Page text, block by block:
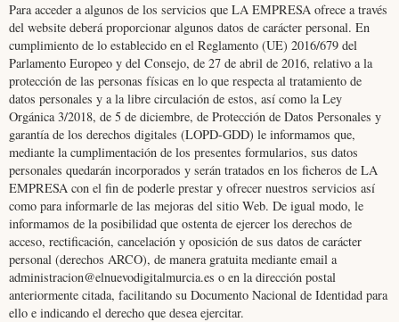
Para acceder a algunos de los servicios que LA EMPRESA ofrece a través
del website deberá proporcionar algunos datos de carácter personal. En
cumplimiento de lo establecido en el Reglamento (UE) 2016/679 del
Parlamento Europeo y del Consejo, de 27 de abril de 2016, relativo a la
protección de las personas físicas en lo que respecta al tratamiento de
datos personales y a la libre circulación de estos, así como la Ley
Orgánica 3/2018, de 5 de diciembre, de Protección de Datos Personales y
garantía de los derechos digitales (LOPD-GDD) le informamos que,
mediante la cumplimentación de los presentes formularios, sus datos
personales quedarán incorporados y serán tratados en los ficheros de LA
EMPRESA con el fin de poderle prestar y ofrecer nuestros servicios así
como para informarle de las mejoras del sitio Web. De igual modo, le
informamos de la posibilidad que ostenta de ejercer los derechos de
acceso, rectificación, cancelación y oposición de sus datos de carácter
personal (derechos ARCO), de manera gratuita mediante email a
administracion@elnuevodigitalmurcia.es o en la dirección postal
anteriormente citada, facilitando su Documento Nacional de Identidad para
ello e indicando el derecho que desea ejercitar.